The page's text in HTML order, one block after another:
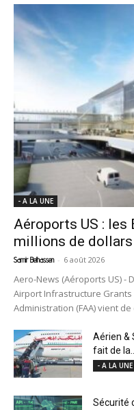
- A LA UNE
Aéroports US : les
millions de dollars
Samir Belhassen - 6 août 2026
Aero-News (Aéroports US) -
Airport Infrastructure Grants
Administration (FAA) vient
Aérien &
fait de
- A LA UNE
Sécurité